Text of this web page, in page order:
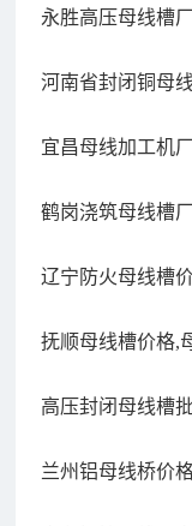
永胜高压母线槽
河南省封闭铜母
宜昌母线加工机
鹤岗浇筑母线槽
辽宁防火母线槽
抚顺母线槽价格,
高压封闭母线槽
兰州铝母线桥价